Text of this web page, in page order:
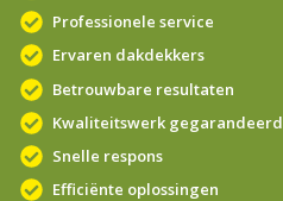
Professionele service
Ervaren dakdekkers
Betrouwbare resultaten
Kwaliteitswerk gegarandeerd
Snelle respons
Efficiënte oplossingen